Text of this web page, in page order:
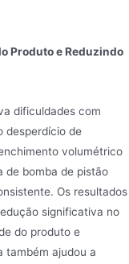
Produto e Reduzindo
dificuldades com
desperdício de
volumétrico
de bomba de pistão
Os resultados
significativa no
do produto e
também ajudou a